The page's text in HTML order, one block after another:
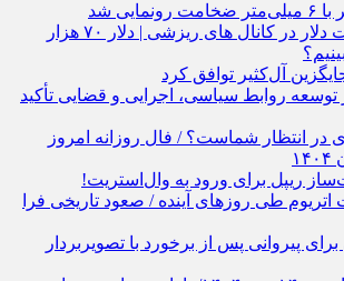
شد
پیش بینی قیمت دلار در کانال های ریزشی | دلار ۷۰ هزار
آل‌کثیر توافق کرد
توسعه روابط سیاسی، اجرایی و قضایی تأکید
در انتظار شماست؟ / فال روزانه امروز
ریپل برای ورود به وال‌استریت!
طی روزهای آینده / صعود تاریخی فرا
پیروانی پس از برخورد با تصویربردار